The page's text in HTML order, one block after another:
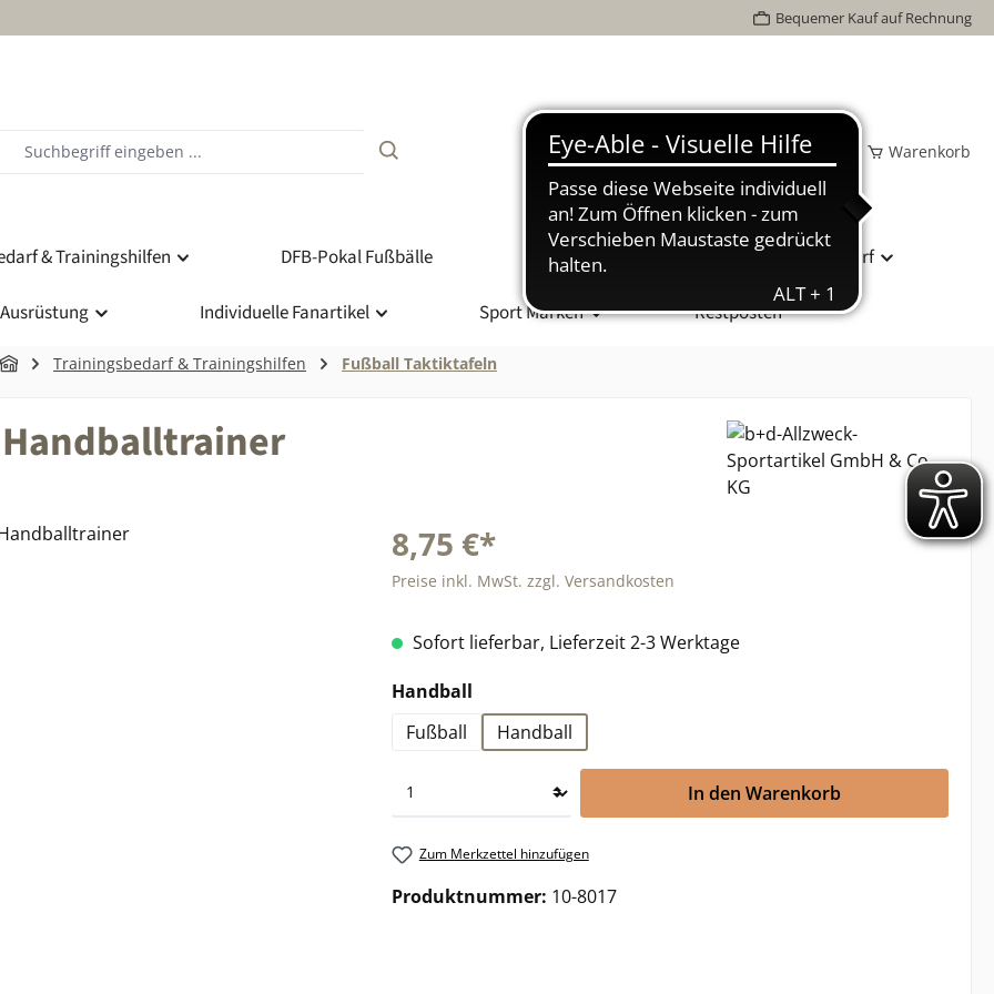
Bequemer Kauf auf Rechnung
Wunschzettel Mein Konto Warenkorb
& Trainingshilfen DFB-Pokal Fußbälle Bundesliga Spielball Vereinsbedarf
Individuelle Fanartikel Sport Marken Restposten
Trainingsbedarf & Trainingshilfen Fußball Taktiktafeln
8,75 €*
Preise inkl. MwSt. zzgl. Versandkosten
Sofort lieferbar, Lieferzeit 2-3 Werktage
Handballauswählen
Fußball
Handball
In den Warenkorb
Zum Merkzettel hinzufügen
Produktnummer: 10-8017